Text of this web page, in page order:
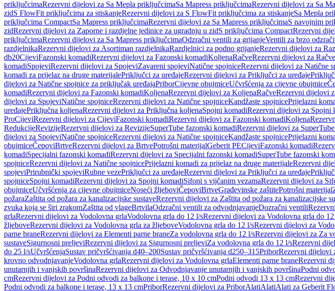
priključcimaRezervni dijelovi za Sa Mepla priključcimaSa Mapress priključcimaRezervni dijelovi za Sa
zidS FlowFit priključcima za stiskanjeRezervni dijelovi za S FlowFit priključcima za stiskanjeSa Mepla
priključcima CompactSa Mapress priključcimaRezervni dijelovi za Sa Mapress priključcimaS navojnim
zidRezervni dijelovi za Zaporne i razdjelne jedinice za ugradnju u zidS priključcima CompactRezervni
priključcimaRezervni dijelovi za Sa Mapress priključcimaOdzračni ventili za grijanjeVentili za brzo
razdjelnikaRezervni dijelovi za Asortiman razdjelnikaRazdjelnici za podno grijanjeRezervni dijelovi za
db20CijeviFazonski komadiRezervni dijelovi za Fazonski komadiKoljenaRačveRezervni dijelovi za Račve
komadiSpojeviRezervni dijelovi za SpojeviZavareni spojeviNatične spojniceRezervni dijelovi za Natične
komadi za prijelaz na druge materijalePriključci za uređajeRezervni dijelovi za Priključci za uređaje
dijelovi za Natične spojnice za priključak uređajaPriborCijevne obujmiceUčvršćenja za cijevne obujmice
komadiRezervni dijelovi za Fazonski komadiKoljenaRezervni dijelovi za KoljenaRačveRezervni dijelovi
dijelovi za SpojeviNatične spojniceRezervni dijelovi za Natične spojniceKandžaste spojnicePrijelazni
uređajePriključna koljenaRezervni dijelovi za Priključna koljenaSpojni komadiRezervni dijelovi za Spojni
ProCijeviRezervni dijelovi za CijeviFazonski komadiRezervni dijelovi za Fazonski komadiKoljena
RedukcijeRevizijeRezervni dijelovi za RevizijeSuperTube fazonski komadiRezervni dijelovi za
dijelovi za SpojeviNatične spojniceRezervni dijelovi za Natične spojniceKandžaste spojnicePrijelazni
obujmiceČepoviBrtveRezervni dijelovi za BrtvePotrošni materijalGeberit PECijeviFazonski komadi
komadiSpecijalni fazonski komadiRezervni dijelovi za Specijalni fazonski komadiSuperTube fazonski
spojniceRezervni dijelovi za Natične spojnicePrijelazni komadi za prijelaz na druge materijaleRezervni
spojeviPrirubnički spojeviRubne vezePriključci za uređajeRezervni dijelovi za Priključci za uređaje
spojniceSpojni komadiRezervni dijelovi za Spojni komadiSifoni s vijčanim vezamaRezervni dijelovi za
obujmiceUčvršćenja za cijevne obujmiceNoseći žljeboviČepoviBrtveGrađevinske zaštitePotrošni materijal
požaraZaštita od požara za kanalizacijske sustaveRezervni dijelovi za Zaštita od požara za kanalizacijske
zvuka koja se širi zrakomZaštita od vlageBrtvilaOdzračni ventili za odvodnjavanjeDozračni ventili
grlaRezervni dijelovi za Vodolovna grlaVodolovna grla do 12 l/sRezervni dijelovi za Vodolovna grla do
žljeboveRezervni dijelovi za Vodolovna grla za žljeboveVodolovna grla do 12 l/sRezervni dijelovi za
parne braneRezervni dijelovi za Elementi parne braneZa vodolovna grla do 12 l/sRezervni dijelovi za Za
sustaveSigurnosni preljeviRezervni dijelovi za Sigurnosni preljeviZa vodolovna grla do 12 l/sRezervni
do 25 l/sUčvršćenjaSustav pričvršćivanja d40–200Sustav pričvršćivanja d250–315PriborRezervni dijelovi
krovno odvodnjavanjeVodolovna grlaRezervni dijelovi za Vodolovna grlaElementi parne braneRezervni
unutarnjih i vanjskih površinaRezervni dijelovi za Odvodnjavanje unutarnjih i vanjskih površinaPodni
cmRezervni dijelovi za Podni odvodi za balkone i terase, 10 x 10 cmPodni odvodi 13 x 13 cmRezervni
Podni odvodi za balkone i terase, 13 x 13 cmPriborRezervni dijelovi za PriborAlatiAlatiAlati za Geberit